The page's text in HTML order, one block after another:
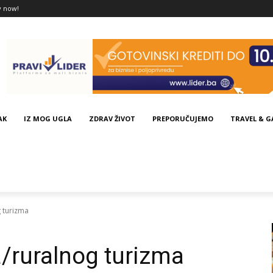
now!
IZ MOG UGLA ZDRAV ŽIVOT PREPORUČUJEMO TRAVEL &
ruralnog turizma